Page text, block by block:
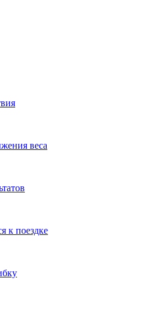
веса
к поездке